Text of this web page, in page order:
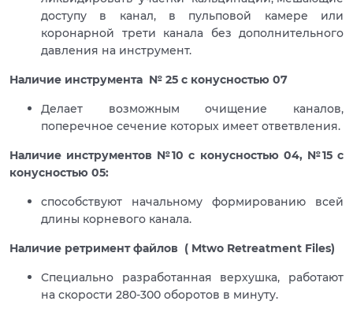
доступу в канал, в пульповой камере или
коронарной трети канала без дополнительного
давления на инструмент.
Наличие инструмента № 25 с конусностью 07
Делает возможным очищение каналов,
поперечное сечение которых имеет ответвления.
Наличие инструментов №10 с конусностью 04, №15 с
конусностью 05:
способствуют начальному формированию всей
длины корневого канала.
Наличие ретримент файлов ( Mtwo Retreatment Files)
Специально разработанная верхушка, работают
на скорости 280-300 оборотов в минуту.